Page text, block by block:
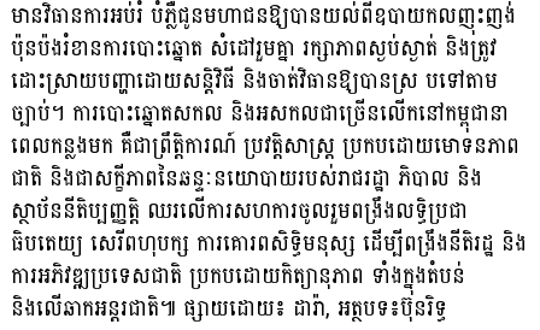
មានវិធានការអប់រំ បំភ្លឺជូនមហាជនឱ្យបានយល់ពីឧបាយកលញុះញង់
ប៉ុនប៉ងរំខានការបោះឆ្នោត សំដៅរួមគ្នា រក្សាភាពស្ងប់ស្ងាត់ និងត្រូវ
ដោះស្រាយបញ្ហាដោយសន្តិវិធី និងចាត់វិធានឱ្យបានស្រ បទៅតាម
ច្បាប់។ ការបោះឆ្នោតសកល និងអសកលជាច្រើនលើកនៅកម្ពុជានា
ពេលកន្លងមក គឺជាព្រឹត្តិការណ៍ ប្រវត្តិសាស្ត្រ ប្រកបដោយមោទនភាព
ជាតិ និងជាសក្ខីភាពនៃឆន្ទៈនយោបាយរបស់រាជរដ្ឋា ភិបាល និង
ស្ថាប័ននីតិប្បញ្ញត្តិ ឈរលើការសហការចូលរួមពង្រឹងលទ្ធិប្រជា
ធិបតេយ្យ សេរីពហុបក្ស ការគោរពសិទ្ធិមនុស្ស ដើម្បីពង្រឹងនីតិរដ្ឋ និង
ការអភិវឌ្ឍប្រទេសជាតិ ប្រកបដោយកិត្យានុភាព ទាំងក្នុងតំបន់
និងលើឆាកអន្តរជាតិ៕ ផ្សាយដោយ៖ ដារ៉ា, អត្ថបទ៖ប៊ុនរិទ្ធ